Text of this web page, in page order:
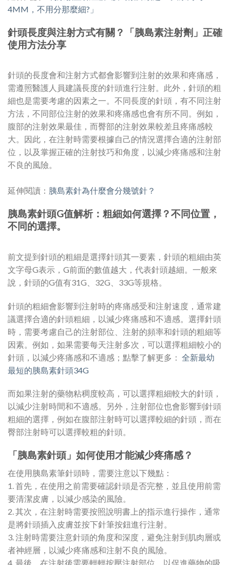
4MM，不用分那麼細?」
針頭長度與注射方式有關？「胰島素注射劑」正確
使用方法分享
針頭的長度會和注射方式都會影響到注射的效果和疼痛感，
需遵照醫護人員建議長度的針頭進行注射。此外，針頭的粗
細也是需要考慮的因素之一。不同長度的針頭，有不同注射
方法，不同部位注射的效果和疼痛感也會有所不同。例如，
腹部的注射效果最佳，而臀部的注射效果較差且疼痛感較
大。因此，在注射時需要根據自己的情況選擇合適的注射部
位，以及掌握正確的注射技巧和角度，以減少疼痛感和注射
不良的風險。
延伸閱讀： 胰島素針為什麼會分幾號針？
胰島素針頭G值解析：粗細如何選擇？不同位置，
不同的選擇。
前文提到針頭的粗細是選擇針頭其一要素，針頭的粗細由英
文字母G表示，G前面的數值越大，代表針頭越細。一般來
說，針頭的G值有31G、32G、33G等規格。
針頭的粗細會影響到注射時的疼痛感受和注射速度，通常建
議選擇合適的針頭粗細，以減少疼痛感和不適感。選擇針頭
時，需要考慮自己的注射部位、注射的頻率和針頭的粗細等
因素。例如，如果需要每天注射多次，可以選擇粗細較小的
針頭，以減少疼痛感和不適感；點擊了解更多： 全新最幼
最短的胰島素針頭34G
而如果注射的藥物粘稠度較高，可以選擇粗細較大的針頭，
以減少注射時間和不適感。另外，注射部位也會影響到針頭
粗細的選擇，例如在腹部注射時可以選擇較細的針頭，而在
臀部注射時可以選擇較粗的針頭。
「胰島素針頭」如何使用才能減少疼痛感？
在使用胰島素筆針頭時，需要注意以下幾點：
1. 首先，在使用之前需要確認針頭是否完整，並且使用前需
要清潔皮膚，以減少感染的風險。
2. 其次，在注射時需要按照說明書上的指示進行操作，通常
是將針頭插入皮膚並按下針筆按鈕進行注射。
3. 注射時需要注意針頭的角度和深度，避免注射到肌肉層或
者神經層，以減少疼痛感和注射不良的風險。
4. 最後，在注射後需要輕輕按壓注射部位，以促進藥物的吸